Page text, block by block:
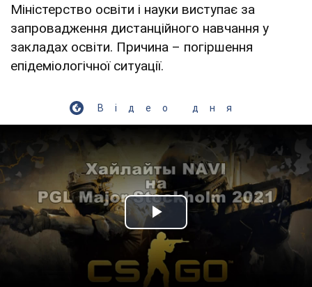
Міністерство освіти і науки виступає за
запровадження дистанційного навчання у
закладах освіти. Причина – погіршення
епідеміологічної ситуації.
Відео дня
Play Video